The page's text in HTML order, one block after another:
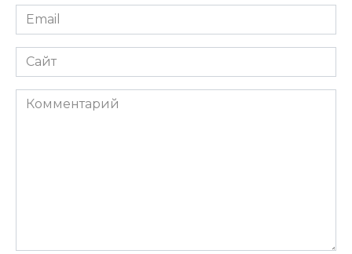
Email
*
Сайт
Комментарий